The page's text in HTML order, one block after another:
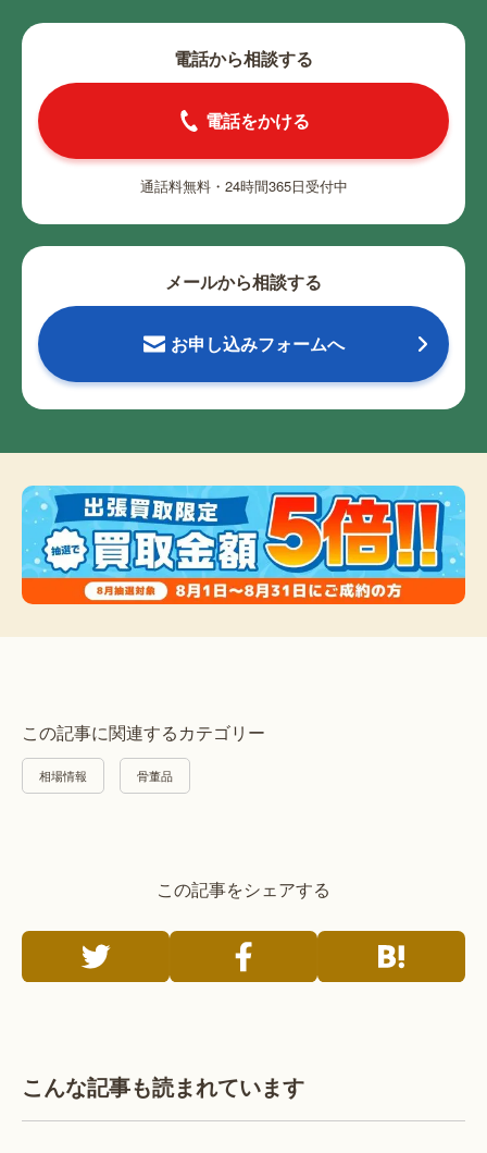
電話から相談する
電話をかける
通話料無料・24時間365日受付中
メールから相談する
お申し込みフォームへ
この記事に関連するカテゴリー
相場情報 骨董品
この記事をシェアする
こんな記事も読まれています